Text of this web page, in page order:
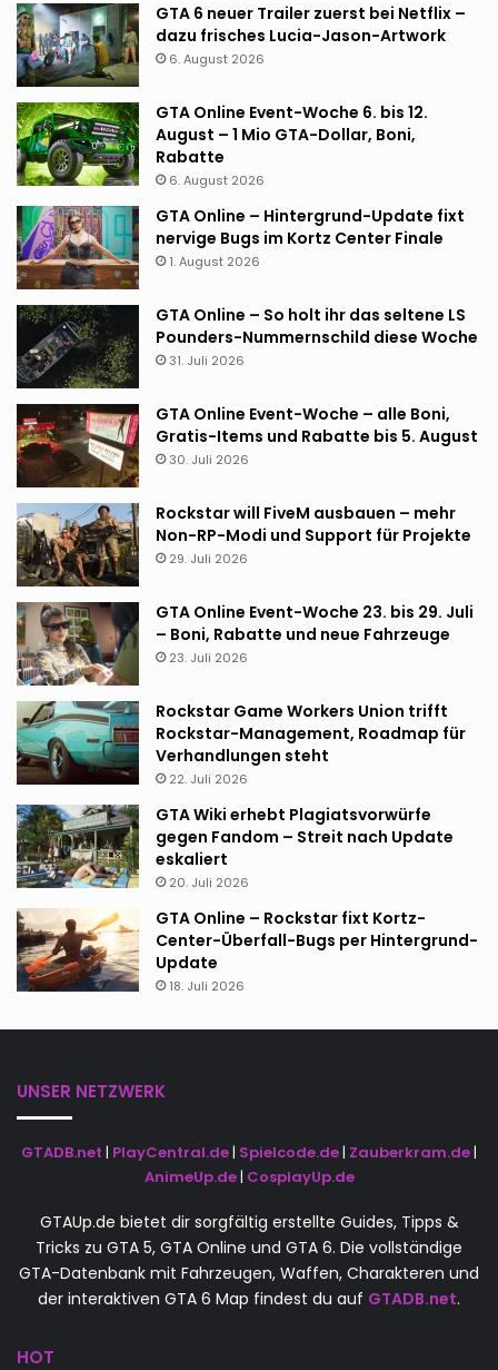
GTA 6 neuer Trailer zuerst bei Netflix –
dazu frisches Lucia-Jason-Artwork
6. August 2026
GTA Online Event-Woche 6. bis 12.
August – 1 Mio GTA-Dollar, Boni,
Rabatte
6. August 2026
GTA Online – Hintergrund-Update fixt
nervige Bugs im Kortz Center Finale
1. August 2026
GTA Online – So holt ihr das seltene LS
Pounders-Nummernschild diese Woche
31. Juli 2026
GTA Online Event-Woche – alle Boni,
Gratis-Items und Rabatte bis 5. August
30. Juli 2026
Rockstar will FiveM ausbauen – mehr
Non-RP-Modi und Support für Projekte
29. Juli 2026
GTA Online Event-Woche 23. bis 29. Juli
– Boni, Rabatte und neue Fahrzeuge
23. Juli 2026
Rockstar Game Workers Union trifft
Rockstar-Management, Roadmap für
Verhandlungen steht
22. Juli 2026
GTA Wiki erhebt Plagiatsvorwürfe
gegen Fandom – Streit nach Update
eskaliert
20. Juli 2026
GTA Online – Rockstar fixt Kortz-
Center-Überfall-Bugs per Hintergrund-
Update
18. Juli 2026
UNSER NETZWERK
GTADB.net | PlayCentral.de| Spielcode.de| Zauberkram.de|
AnimeUp.de| CosplayUp.de
GTAUp.de bietet dir sorgfältig erstellte Guides, Tipps &
Tricks zu GTA 5, GTA Online und GTA 6. Die vollständige
GTA-Datenbank mit Fahrzeugen, Waffen, Charakteren und
der interaktiven GTA 6 Map findest du auf GTADB.net.
HOT